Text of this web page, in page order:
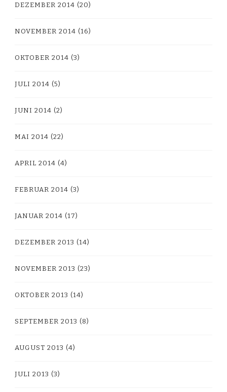
DEZEMBER 2014 (20)
NOVEMBER 2014 (16)
OKTOBER 2014 (3)
JULI 2014 (5)
JUNI 2014 (2)
MAI 2014 (22)
APRIL 2014 (4)
FEBRUAR 2014 (3)
JANUAR 2014 (17)
DEZEMBER 2013 (14)
NOVEMBER 2013 (23)
OKTOBER 2013 (14)
SEPTEMBER 2013 (8)
AUGUST 2013 (4)
JULI 2013 (3)